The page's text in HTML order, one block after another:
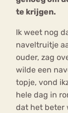
te krijgen.
Ik weet nog
naveltruitje
ouder, zag
wilde een
topje, vond
hele dag in
dat het beter